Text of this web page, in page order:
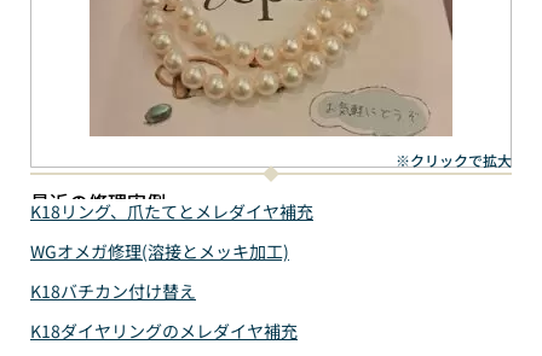
※クリックで拡大
最近の修理実例
K18リング、爪たてとメレダイヤ補充
WGオメガ修理(溶接とメッキ加工)
K18バチカン付け替え
K18ダイヤリングのメレダイヤ補充